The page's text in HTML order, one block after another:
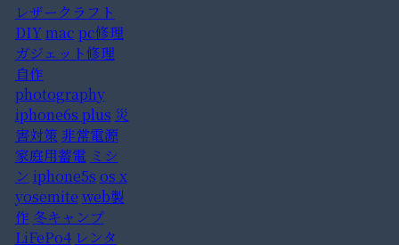
レザークラフト
DIYmac pc修理
ガジェット修理
自作
photography
iphone6s plus 災
害対策非常電源
家庭用蓄電 ミシ
ン iphone5s os x
yosemite web製
作 冬キャンプ
LiFePo4 レンタ